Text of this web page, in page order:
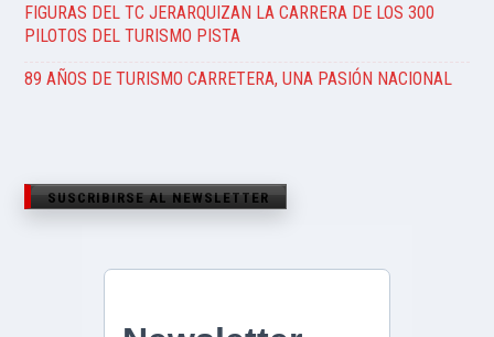
FIGURAS DEL TC JERARQUIZAN LA CARRERA DE LOS 300
PILOTOS DEL TURISMO PISTA
89 AÑOS DE TURISMO CARRETERA, UNA PASIÓN NACIONAL
SUSCRIBIRSE AL NEWSLETTER